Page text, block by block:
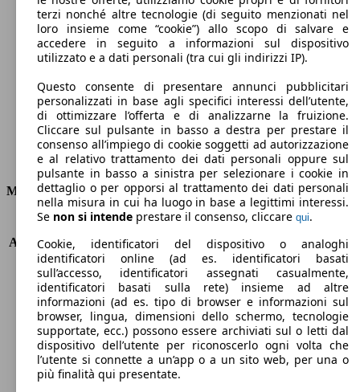
196 km/h
Velocità massima
Diesel
Carburante
Motore e Prestazioni
KW (PS)
96 kW (130 PS)
Accelerazione (0-100 km/h)
9.9s
Velocità massima (km/h)
196 km/h
Numero di marce
8
Coppia
300 nm
Cilindrata
1499 ccm
Carburante
Diesel
Cilindri
Trasmissione
Automatico
Tipo di trazione
terzi nonché altre tecnologie (di seguito menzionati nel
loro insieme come “cookie”) allo scopo di salvare e
accedere in seguito a informazioni sul dispositivo
utilizzato e a dati personali (tra cui gli indirizzi IP).
Questo consente di presentare annunci pubblicitari
personalizzati in base agli specifici interessi dell’utente,
di ottimizzare l’offerta e di analizzarne la fruizione.
Cliccare sul pulsante in basso a destra per prestare il
consenso all’impiego di cookie soggetti ad autorizzazione
e al relativo trattamento dei dati personali oppure sul
pulsante in basso a sinistra per selezionare i cookie in
dettaglio o per opporsi al trattamento dei dati personali
nella misura in cui ha luogo in base a legittimi interessi.
Se non si intende prestare il consenso, cliccare qui.
Cookie, identificatori del dispositivo o analoghi
identificatori online (ad es. identificatori basati
sull’accesso, identificatori assegnati casualmente,
identificatori basati sulla rete) insieme ad altre
informazioni (ad es. tipo di browser e informazioni sul
browser, lingua, dimensioni dello schermo, tecnologie
supportate, ecc.) possono essere archiviati sul o letti dal
dispositivo dell’utente per riconoscerlo ogni volta che
l’utente si connette a un’app o a un sito web, per una o
più finalità qui presentate.